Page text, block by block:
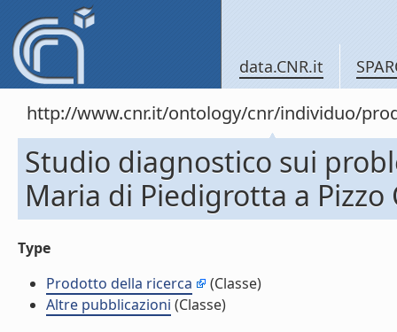
data.CNR.it
http://www.cnr.it/ontology/cnr/individuo/
Studio diagnostico sui
Maria di Piedigrotta a
Type
Prodotto della ricerca
(Classe)
Altre pubblicazioni (Classe)